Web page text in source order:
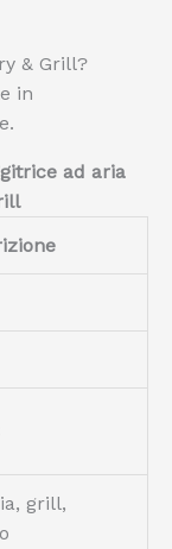
& Grill?
in
ad aria
grill,